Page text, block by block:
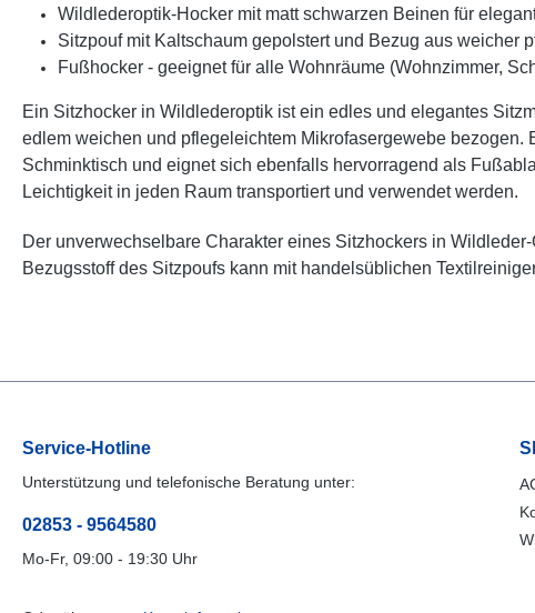
Wildlederoptik-Hocker mit matt schwarzen Beinen für
Sitzpouf mit Kaltschaum gepolstert und Bezug aus weicher
Fußhocker - geeignet für alle Wohnräume (Wohnzimmer,
Ein Sitzhocker in Wildlederoptik ist ein edles und elegantes
edlem weichen und pflegeleichtem Mikrofasergewebe
Schminktisch und eignet sich ebenfalls hervorragend als
Leichtigkeit in jeden Raum transportiert und verwendet werden.
Der unverwechselbare Charakter eines Sitzhockers in
Bezugsstoff des Sitzpoufs kann mit handelsüblichen
Service-Hotline
Unterstützung und telefonische Beratung unter:
02853 - 9564580
Mo-Fr, 09:00 - 19:30 Uhr